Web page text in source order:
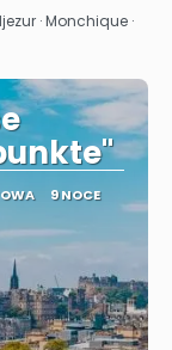
· Monchique ·
9 NOCE